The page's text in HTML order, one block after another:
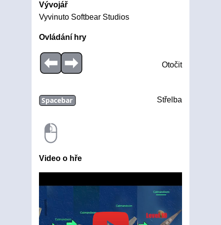
Vývojář
Vyvinuto Softbear Studios
Ovládání hry
Otočit
Spacebar Střelba
Video o hře